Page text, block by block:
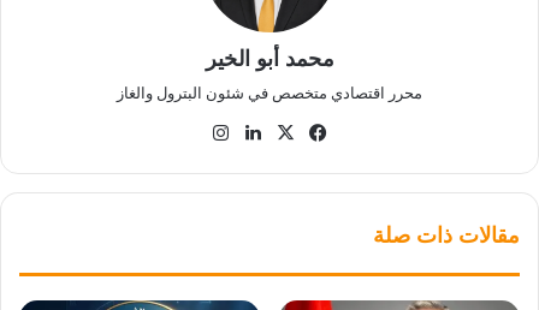
محمد أبو الخير
محرر اقتصادي متخصص في شئون البترول والغاز
فيسبوك
‫X لينكدإن
مقالات ذات صلة